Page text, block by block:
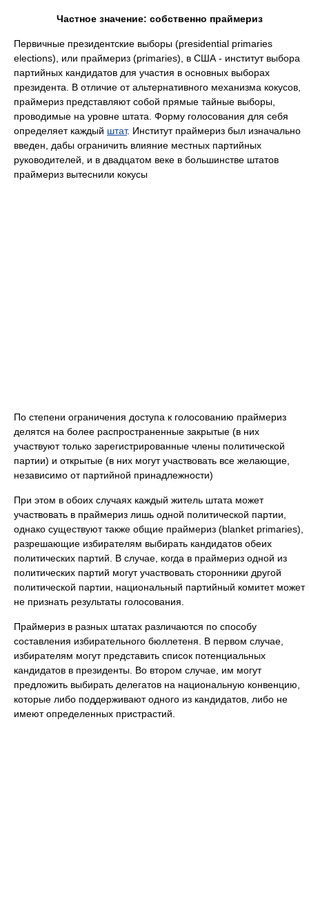
Частное значение: собственно праймериз
Первичные президентские выборы (presidential primaries
elections), или праймериз (primaries), в США - институт выбора
партийных кандидатов для участия в основных выборах
президента. В отличие от альтернативного механизма кокусов,
праймериз представляют собой прямые тайные выборы,
проводимые на уровне штата. Форму голосования для себя
определяет каждый штат. Институт праймериз был изначально
введен, дабы ограничить влияние местных партийных
руководителей, и в двадцатом веке в большинстве штатов
праймериз вытеснили кокусы
По степени ограничения доступа к голосованию праймериз
делятся на более распространенные закрытые (в них
участвуют только зарегистрированные члены политической
партии) и открытые (в них могут участвовать все желающие,
независимо от партийной принадлежности)
При этом в обоих случаях каждый житель штата может
участвовать в праймериз лишь одной политической партии,
однако существуют также общие праймериз (blanket primaries),
разрешающие избирателям выбирать кандидатов обеих
политических партий. В случае, когда в праймериз одной из
политических партий могут участвовать сторонники другой
политической партии, национальный партийный комитет может
не признать результаты голосования.
Праймериз в разных штатах различаются по способу
составления избирательного бюллетеня. В первом случае,
избирателям могут представить список потенциальных
кандидатов в президенты. Во втором случае, им могут
предложить выбирать делегатов на национальную конвенцию,
которые либо поддерживают одного из кандидатов, либо не
имеют определенных пристрастий.